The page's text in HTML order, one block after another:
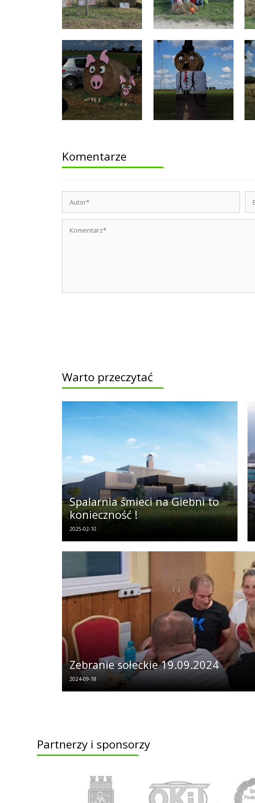
Komentarze
Warto przeczytać
Spalarnia śmieci na Giebni to
konieczność !
2025-02-10
Zebranie sołeckie 19.09.2024
2024-09-18
Partnerzy i sponsorzy